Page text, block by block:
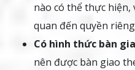
nào có thể thực hiện,
quan đến quyền
Có hình thức bàn
nên được bàn giao